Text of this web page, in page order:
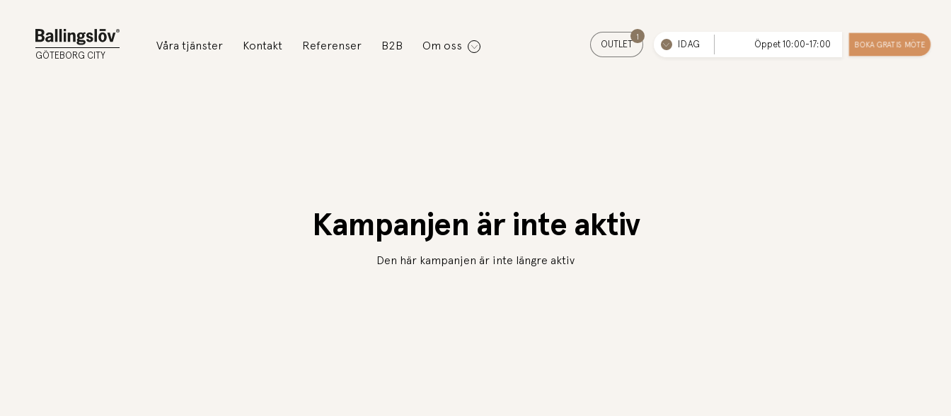
GÖTEBORG CITY
Våra tjänster Kontakt Referenser B2B Om oss OUTLET
1
IDAG Öppet 10:00-17:00 BOKA GRATIS MÖTE
Kampanjen är inte aktiv
Den här kampanjen är inte längre aktiv